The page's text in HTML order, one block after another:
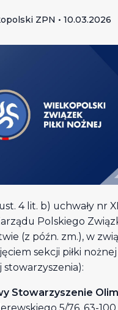
ZPN • 10.03.2026
4 lit. b) uchwały nr
Polskiego
(z późn. zm.), w
sekcji piłki
stowarzyszenia):
Stowarzyszenie